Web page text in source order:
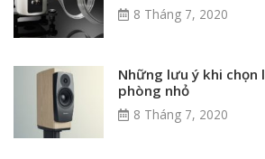
8 Tháng 7, 2020
Những lưu ý khi
phòng nhỏ
8 Tháng 7, 2020